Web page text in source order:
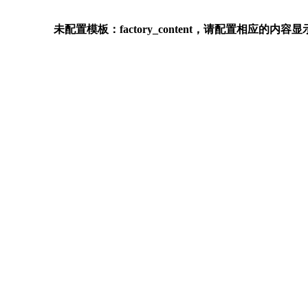
未配置模板：factory_content，请配置相应的内容显